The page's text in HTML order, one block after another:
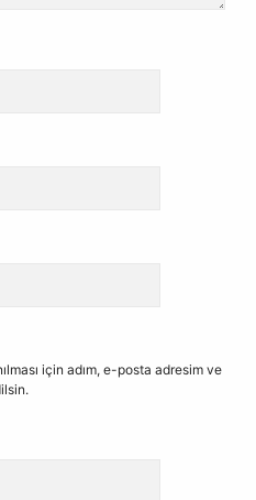
için adım, e-posta adresim ve